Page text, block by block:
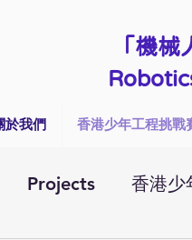
「機
於我們 香港少年工程挑戰
Projects 香港少